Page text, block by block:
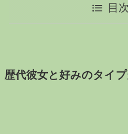
目次
歴代彼女と好みのタイ